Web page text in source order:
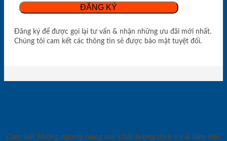
Đăng ký để được gọi lại tư vấn & nhận những ưu đãi mới nhất.
Chúng tôi cam kết các thông tin sẽ được bảo mật tuyệt đối.
Cam kết không ngừng nâng cao chất lượng dịch vụ & làm việc